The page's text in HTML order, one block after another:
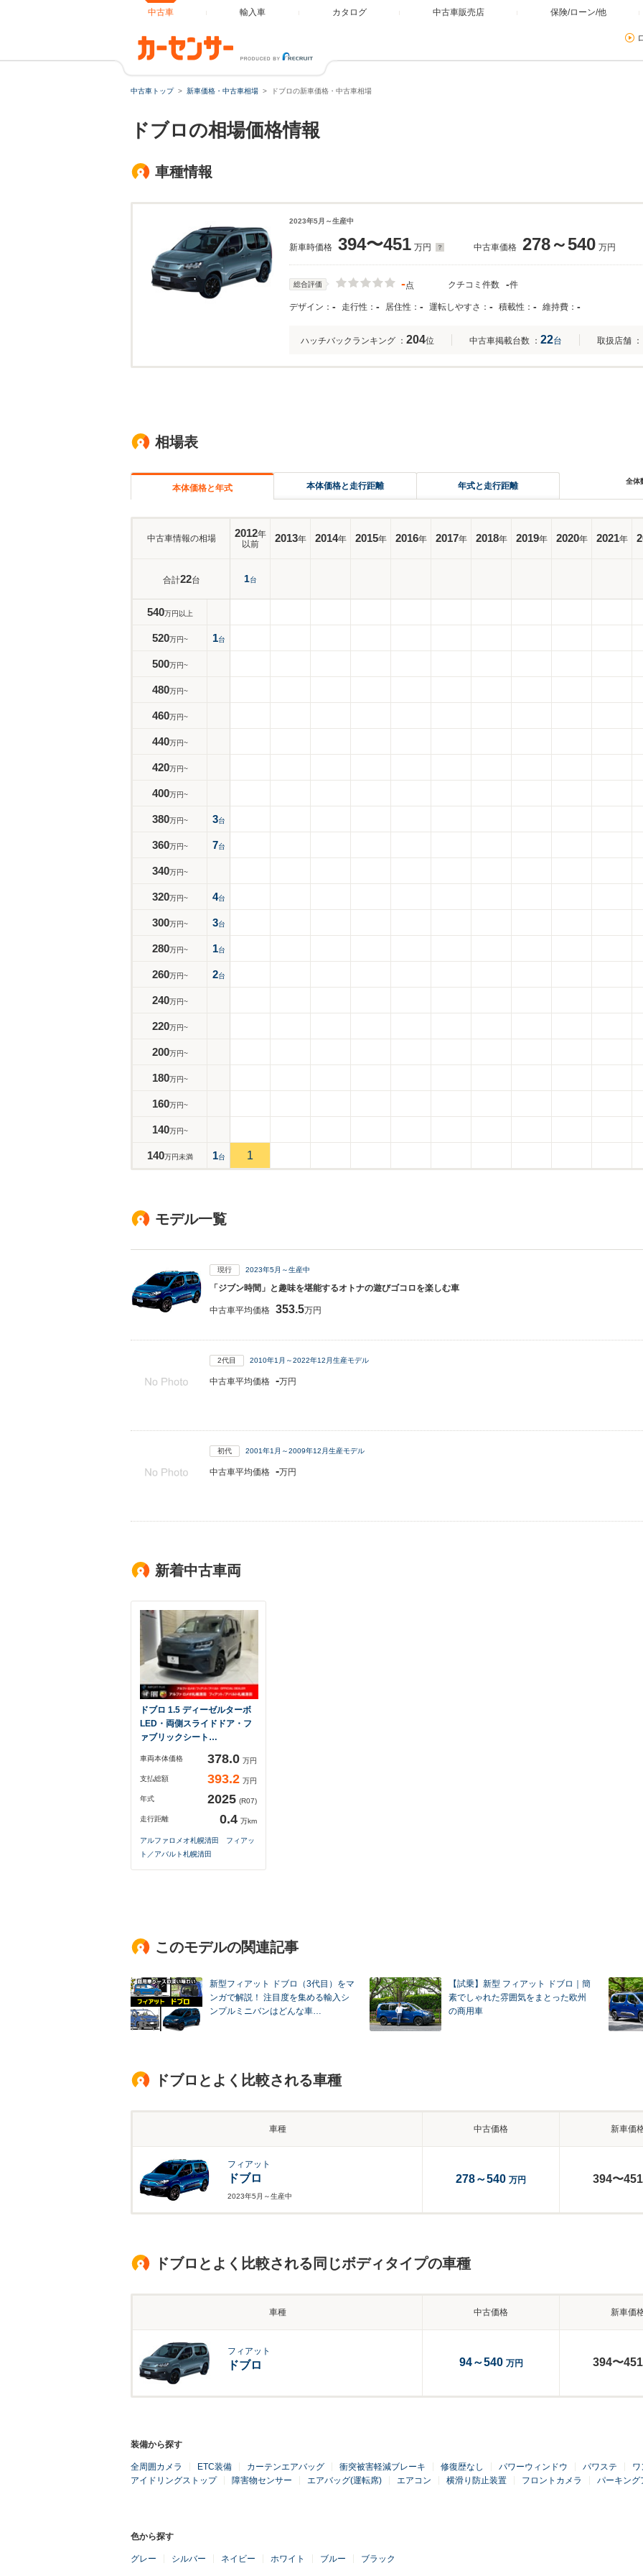
中古車 輸入車 カタログ 中古車販売店 保険/ローン/他
中古車トップ 新車価格・中古車相場 ドブロの新車価格・中古車相場
ドブロの相場価格情報
車種情報
2023年5月～生産中
新車時価格 394〜451 万円 中古車価格 278～540 万円
総合評価 -点 クチコミ件数 -件
デザイン： - 走行性： - 居住性： - 運転しやすさ： - 積載性： - 維持費： -
ハッチバックランキング ： 204位 中古車掲載台数 ： 22台 取扱店舗 ：
相場表
本体価格と年式 本体価格と走行距離 年式と走行距離 全体
中古車情報の相場 2012年
以前
2013年 2014年 2015年 2016年 2017年 2018年 2019年 2020年 2021年
合計22台 1台
540万円以上
520万円~ 1台
500万円~
480万円~
460万円~
440万円~
420万円~
400万円~
380万円~ 3台
360万円~ 7台
340万円~
320万円~ 4台
300万円~ 3台
280万円~ 1台
260万円~ 2台
240万円~
220万円~
200万円~
180万円~
160万円~
140万円~
140万円未満 1台 1
モデル一覧
現行 2023年5月～生産中
「ジブン時間」と趣味を堪能するオトナの遊びゴコロを楽しむ車
中古車平均価格 353.5万円
2代目 2010年1月～2022年12月生産モデル
中古車平均価格 -万円
初代 2001年1月～2009年12月生産モデル
中古車平均価格 -万円
新着中古車両
ドブロ 1.5 ディーゼルターボ
LED・両側スライドドア・フ
ァブリックシート…
車両本体価格 378.0 万円
支払総額 393.2 万円
年式 2025 (R07)
走行距離 0.4 万km
アルファロメオ札幌清田 フィアッ
ト／アバルト札幌清田
このモデルの関連記事
新型フィアット ドブロ（3代目）をマ
ンガで解説！ 注目度を集める輸入シ
ンプルミニバンはどんな車…
【試乗】新型 フィアット ドブロ｜簡
素でしゃれた雰囲気をまとった欧州
の商用車
ドブロとよく比較される車種
車種 中古価格 新車価
フィアット
ドブロ
2023年5月～生産中
278～540 万円 394〜451
ドブロとよく比較される同じボディタイプの車種
車種 中古価格 新車価
フィアット
ドブロ 94～540 万円 394〜451
装備から探す
全周囲カメラ ETC装備 カーテンエアバッグ 衝突被害軽減ブレーキ 修復歴なし パワーウィンドウ パワステ
ワ
アイドリングストップ
障害物センサー エアバッグ(運転席) エアコン 横滑り防止装置 フロントカメラ パーキング
色から探す
グレー シルバー ネイビー ホワイト ブルー ブラック